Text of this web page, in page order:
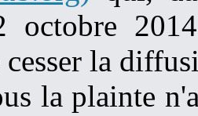
octobre
cesser la
la plainte